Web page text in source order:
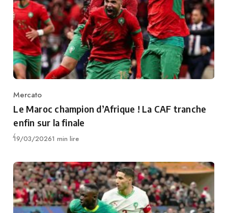
Category
Mercato
Le Maroc champion d’Afrique ! La CAF tranche
enfin sur la finale
Publié
19/03/20261 min lire